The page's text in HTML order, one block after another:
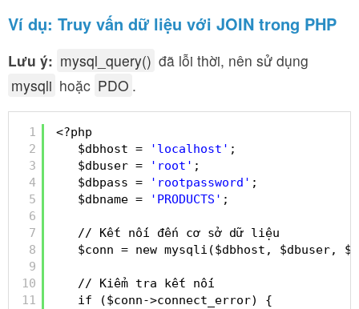
Ví dụ: Truy vấn dữ liệu với JOIN trong PHP
Lưu ý: mysql_query() đã lỗi thời, nên sử dụng
mysqli hoặc PDO .
1
2
3
4
5
6
7
8
9
10
11
<?php
$dbhost =
'localhost' ;
$dbuser =
'root' ;
$dbpass =
'rootpassword' ;
$dbname =
'PRODUCTS' ;
// Kết nối đến cơ sở dữ liệu
$conn = new mysqli($dbhost, $dbuser,
// Kiểm tra kết nối
if ($conn->connect_error) {